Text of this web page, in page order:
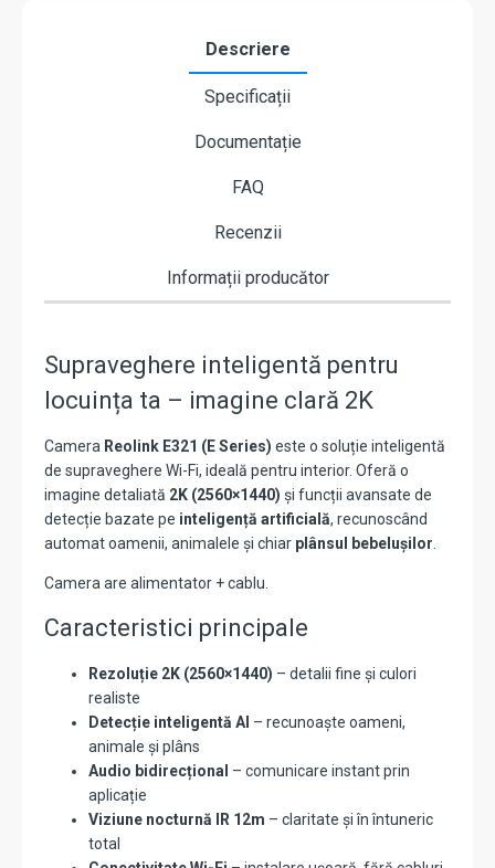
Descriere
Specificații
Documentație
FAQ
Recenzii
Informații producător
Supraveghere inteligentă pentru
locuința ta – imagine clară 2K
Camera Reolink E321 (E Series) este o soluție inteligentă
de supraveghere Wi-Fi, ideală pentru interior. Oferă o
imagine detaliată 2K (2560×1440) și funcții avansate de
detecție bazate pe inteligență artificială, recunoscând
automat oamenii, animalele și chiar plânsul bebelușilor.
Camera are alimentator + cablu.
Caracteristici principale
Rezoluție 2K (2560×1440) – detalii fine și culori
realiste
Detecție inteligentă AI – recunoaște oameni,
animale și plâns
Audio bidirecțional – comunicare instant prin
aplicație
Viziune nocturnă IR 12m – claritate și în întuneric
total